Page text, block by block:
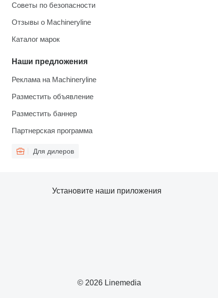
Советы по безопасности
Отзывы о Machineryline
Каталог марок
Наши предложения
Реклама на Machineryline
Разместить объявление
Разместить баннер
Партнерская программа
Для дилеров
© 2026 Linemedia
Установите наши приложения